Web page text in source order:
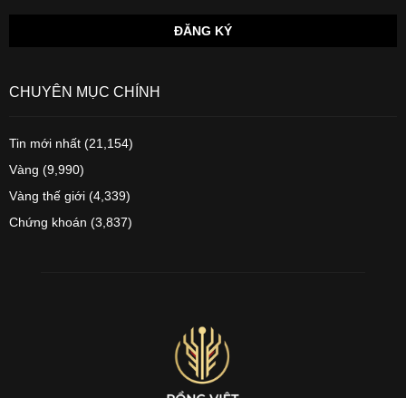
CHUYÊN MỤC CHÍNH
Tin mới nhất (21,154)
Vàng (9,990)
Vàng thế giới (4,339)
Chứng khoán (3,837)